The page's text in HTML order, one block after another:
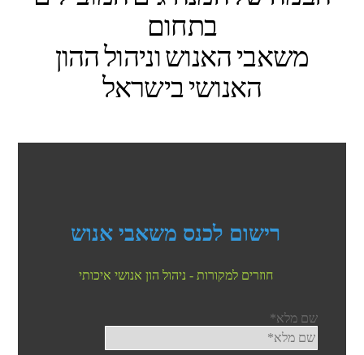
בתחום
משאבי האנוש וניהול ההון
האנושי בישראל